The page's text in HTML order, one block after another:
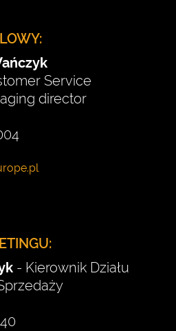
Service
director
- Kierownik Działu